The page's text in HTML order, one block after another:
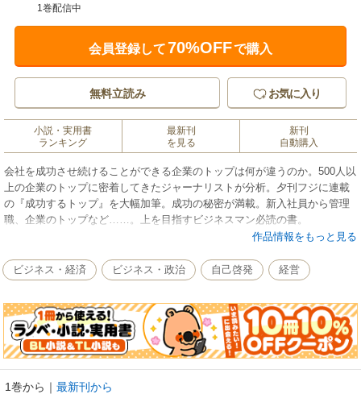
1巻配信中
会員登録して70%OFFで購入
無料立読み お気に入り
小説・実用書
ランキング
最新刊
を見る
新刊
自動購入
会社を成功させ続けることができる企業のトップは何が違うのか。500人以
上の企業のトップに密着してきたジャーナリストが分析。夕刊フジに連載
の『成功するトップ』を大幅加筆。成功の秘密が満載。新入社員から管理
職、企業のトップなど……。上を目指すビジネスマン必読の書。
作品情報をもっと見る
ビジネス・経済 ビジネス・政治 自己啓発 経営
1巻から ｜ 最新刊から